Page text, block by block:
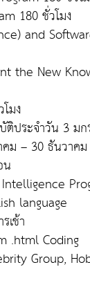
180 ชั่วโมง
and
the New
มง
ติประจำวัน 3 ม
ม – 30 ธันวาค
language
เช้า
.html Coding
Group,